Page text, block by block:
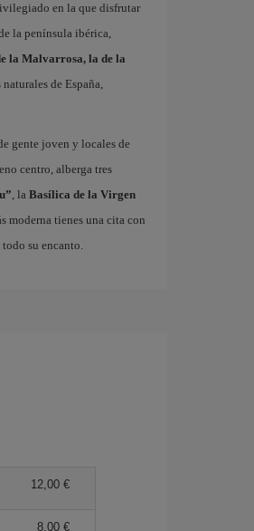
en la que disfrutar
la península ibérica,
la Malvarrosa, la de la
de España,
gente joven y locales de
centro, alberga tres
, la Basílica de la Virgen
moderna tienes una cita con
su encanto.
12,00 €
8,00 €